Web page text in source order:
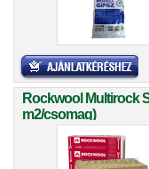
Rockwool Multirock
m2/csomag)